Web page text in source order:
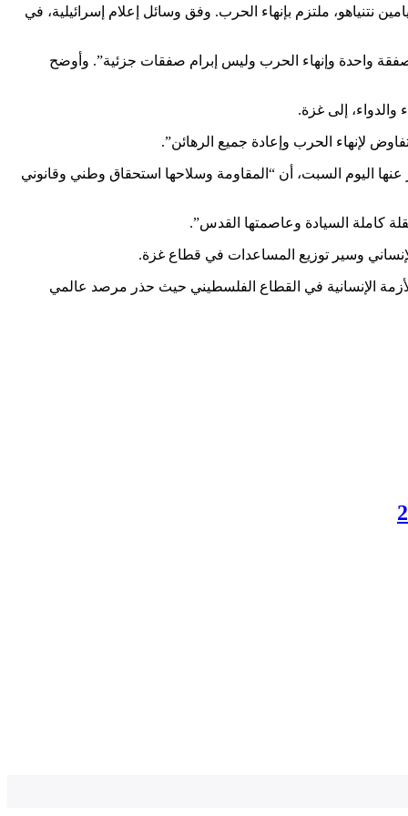
ملتزم بإنهاء الحرب. وفق وسائل إعلام إسرائيلية، في
واحدة وإنهاء الحرب وليس إبرام صفقات جزئية”. وأوضح
إلى غزة.
لإنهاء الحرب وإعادة جميع الرهائن”.
اليوم السبت، أن “المقاومة وسلاحها استحقاق وطني وقانوني
كاملة السيادة وعاصمتها القدس”.
وسير توزيع المساعدات في قطاع غزة.
الإنسانية في القطاع الفلسطيني حيث حذر مرصد عالمي